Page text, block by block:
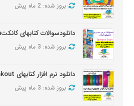
بروز شده: 2 ماه پیش
دانلودسوالات کتابهای کانکتConnect Exam
بروز شده: 3 ماه پیش
بروز شده: 3 ماه پیش